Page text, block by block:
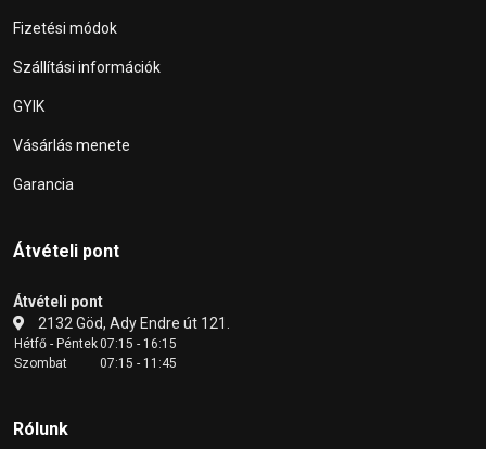
Fizetési módok
Szállítási információk
GYIK
Vásárlás menete
Garancia
Átvételi pont
Átvételi pont
2132 Göd, Ady Endre út 121.
Hétfő - Péntek07:15 - 16:15
Szombat
07:15 - 11:45
Rólunk